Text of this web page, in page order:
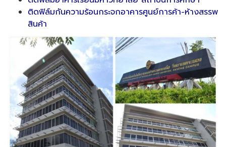
ติดฟิล์มกันความร้อนกระจกอาคารศูนย์การค้า-ห้างสรรพ
สินค้า